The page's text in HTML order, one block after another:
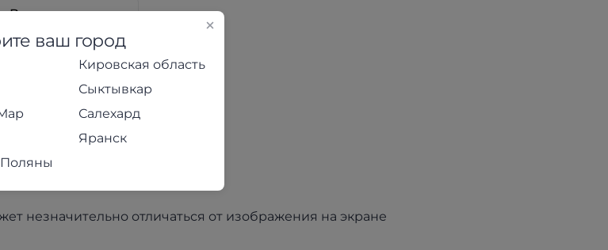
Варианты и цены
Мокко
Мокко
(черная)
незначительно отличаться от изображения на экране
ваш город
Кировская область
Сыктывкар
Салехард
Яранск